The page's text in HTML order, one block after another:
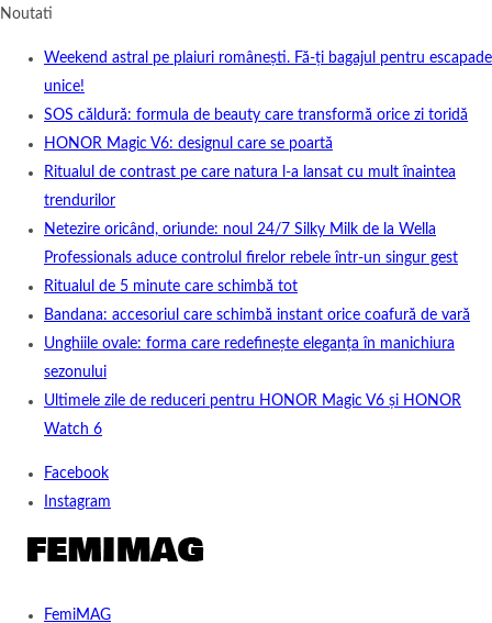
Noutati
Weekend astral pe plaiuri românești. Fă-ți bagajul pentru escapade
unice!
SOS căldură: formula de beauty care transformă orice zi toridă
HONOR Magic V6: designul care se poartă
Ritualul de contrast pe care natura l-a lansat cu mult înaintea
trendurilor
Netezire oricând, oriunde: noul 24/7 Silky Milk de la Wella
Professionals aduce controlul firelor rebele într-un singur gest
Ritualul de 5 minute care schimbă tot
Bandana: accesoriul care schimbă instant orice coafură de vară
Unghiile ovale: forma care redefinește eleganța în manichiura
sezonului
Ultimele zile de reduceri pentru HONOR Magic V6 și HONOR
Watch 6
Facebook
Instagram
FemiMAG